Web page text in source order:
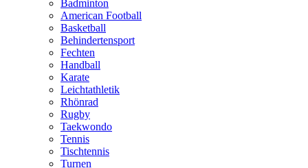
Badminton
American Football
Basketball
Behindertensport
Fechten
Handball
Karate
Leichtathletik
Rhönrad
Rugby
Taekwondo
Tennis
Tischtennis
Turnen